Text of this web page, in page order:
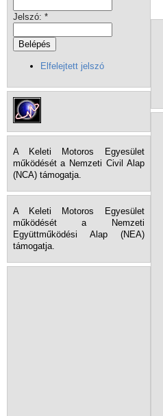
Jelszó: *
Elfelejtett jelszó
A Keleti Motoros Egyesület
működését a Nemzeti Civil Alap
(NCA) támogatja.
A Keleti Motoros Egyesület
működését a Nemzeti
Együttműködési Alap (NEA)
támogatja.